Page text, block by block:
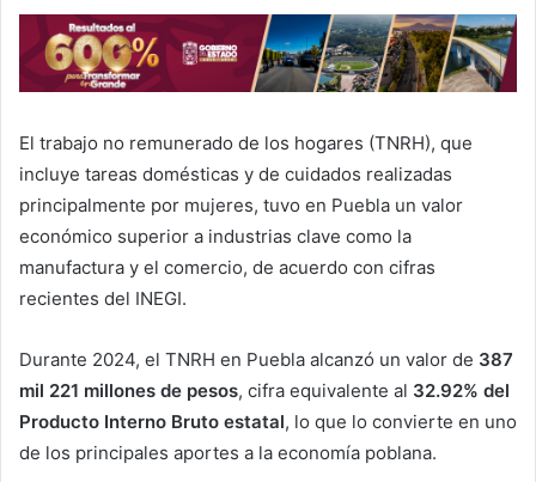
El trabajo no remunerado de los hogares (TNRH), que
incluye tareas domésticas y de cuidados realizadas
principalmente por mujeres, tuvo en Puebla un valor
económico superior a industrias clave como la
manufactura y el comercio, de acuerdo con cifras
recientes del INEGI.
Durante 2024, el TNRH en Puebla alcanzó un valor de 387
mil 221 millones de pesos, cifra equivalente al 32.92% del
Producto Interno Bruto estatal, lo que lo convierte en uno
de los principales aportes a la economía poblana.